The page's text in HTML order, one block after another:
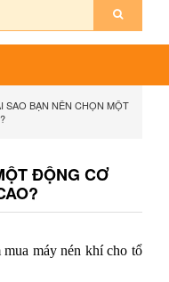
SAO BẠN NÊN CHỌN MỘT
ĐỘNG CƠ
máy nén khí cho tổ